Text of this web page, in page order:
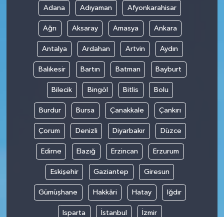
Adana Adıyaman Afyonkarahisar
Ağrı Aksaray Amasya Ankara
Antalya Ardahan Artvin Aydın
Balıkesir Bartın Batman Bayburt
Bilecik Bingöl Bitlis Bolu
Burdur Bursa Çanakkale Çankırı
Çorum Denizli Diyarbakır Düzce
Edirne Elazığ Erzincan Erzurum
Eskişehir Gaziantep Giresun
Gümüşhane Hakkâri Hatay Iğdır
Isparta İstanbul İzmir